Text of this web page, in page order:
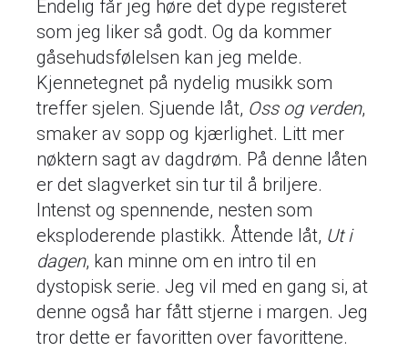
Endelig får jeg høre det dype registeret
som jeg liker så godt. Og da kommer
gåsehudsfølelsen kan jeg melde.
Kjennetegnet på nydelig musikk som
treffer sjelen. Sjuende låt, Oss og verden,
smaker av sopp og kjærlighet. Litt mer
nøktern sagt av dagdrøm. På denne låten
er det slagverket sin tur til å briljere.
Intenst og spennende, nesten som
eksploderende plastikk. Åttende låt, Ut i
dagen, kan minne om en intro til en
dystopisk serie. Jeg vil med en gang si, at
denne også har fått stjerne i margen. Jeg
tror dette er favoritten over favorittene.